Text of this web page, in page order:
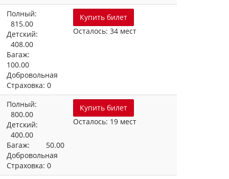
Полный:
815.00
Детский:
408.00
Багаж:
100.00
Добровольная
Страховка: 0
Купить билет
Осталось: 34 мест
Полный:
800.00
Детский:
400.00
Багаж: 50.00
Добровольная
Страховка: 0
Купить билет
Осталось: 19 мест